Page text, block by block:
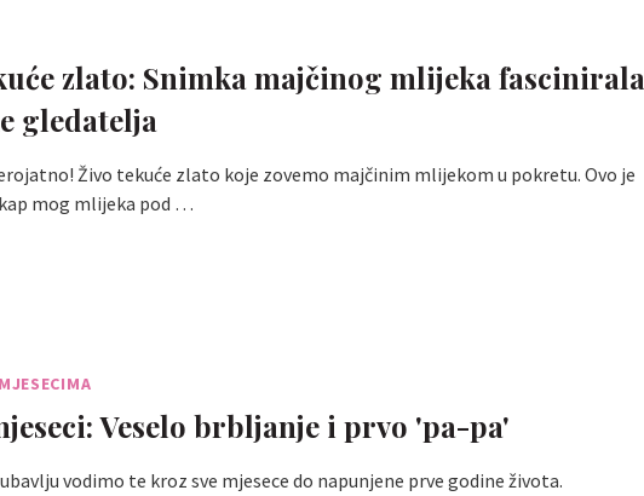
zlato: Snimka majčinog mlijeka fascinirala
gledatelja
Živo tekuće zlato koje zovemo majčinim mlijekom u pokretu. Ovo je
mog mlijeka pod …
Veselo brbljanje i prvo 'pa-pa'
vodimo te kroz sve mjesece do napunjene prve godine života.